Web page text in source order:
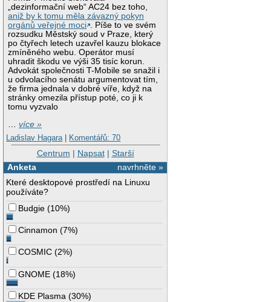
„dezinformační web“ AC24 bez toho,
aniž by k tomu měla závazný pokyn
orgánů veřejné moci . Píše to ve svém
rozsudku Městský soud v Praze, který
po čtyřech letech uzavřel kauzu blokace
zmíněného webu. Operátor musí
uhradit škodu ve výši 35 tisíc korun.
Advokát společnosti T-Mobile se snažil i
u odvolacího senátu argumentovat tím,
že firma jednala v dobré víře, když na
stránky omezila přístup poté, co ji k
tomu vyzvalo
…více »
Ladislav Hagara | Komentářů: 70
Centrum | Napsat| Starší
navrhněte »
Anketa
Které desktopové prostředí na Linuxu
používáte?
Budgie (10%)
Cinnamon (7%)
COSMIC (2%)
GNOME (18%)
KDE Plasma (30%)